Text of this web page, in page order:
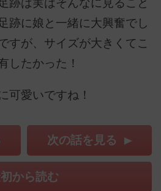
跡は実はそんなに見ること
跡に娘と一緒に大興奮でし
すが、サイズが大きくてこ
したかった！
可愛いですね！
次の話を見る
から読む